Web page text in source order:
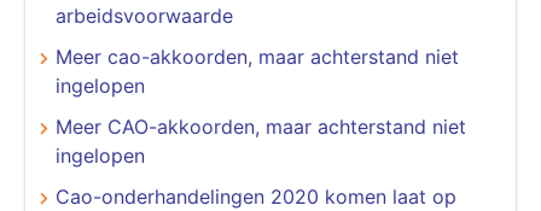
arbeidsvoorwaarde
Meer cao-akkoorden, maar achterstand niet
ingelopen
Meer CAO-akkoorden, maar achterstand niet
ingelopen
Cao-onderhandelingen 2020 komen laat op